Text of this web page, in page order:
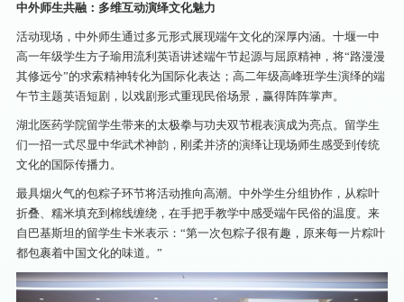
中外师生共融：多维互动演绎文化魅力
活动现场，中外师生通过多元形式展现端午文化的深厚内涵。十堰一中
高一年级学生方子瑜用流利英语讲述端午节起源与屈原精神，将“路漫漫
其修远兮”的求索精神转化为国际化表达；高二年级高峰班学生演绎的端
午节主题英语短剧，以戏剧形式重现民俗场景，赢得阵阵掌声。
湖北医药学院留学生带来的太极拳与功夫双节棍表演成为亮点。留学生
们一招一式尽显中华武术神韵，刚柔并济的演绎让现场师生感受到传统
文化的国际传播力。
最具烟火气的包粽子环节将活动推向高潮。中外学生分组协作，从粽叶
折叠、糯米填充到棉线缠绕，在手把手教学中感受端午民俗的温度。来
自巴基斯坦的留学生卡米表示：“第一次包粽子很有趣，原来每一片粽叶
都包裹着中国文化的味道。”